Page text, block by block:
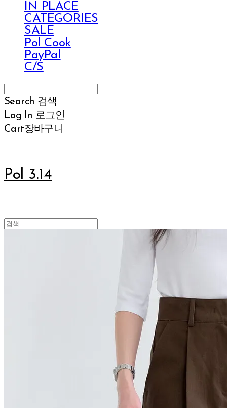
IN PLACE
CATEGORIES
SALE
Pol Cook
PayPal
C/S
Search 검색
Log In 로그인
Cart장바구니
Pol 3.14